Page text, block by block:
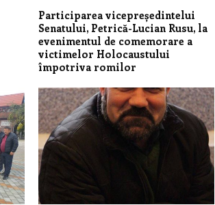
Participarea vicepreședintelui
Senatului, Petrică-Lucian Rusu, la
evenimentul de comemorare a
victimelor Holocaustului
împotriva romilor